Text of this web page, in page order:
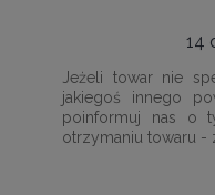
14
Jeżeli towar nie
jakiegoś innego
poinformuj nas o
otrzymaniu towaru -